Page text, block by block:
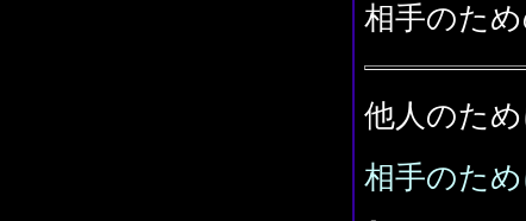
相手のた
他人のた
相手のた